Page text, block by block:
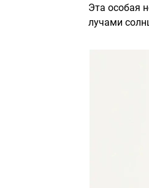
Эта особая
лучами